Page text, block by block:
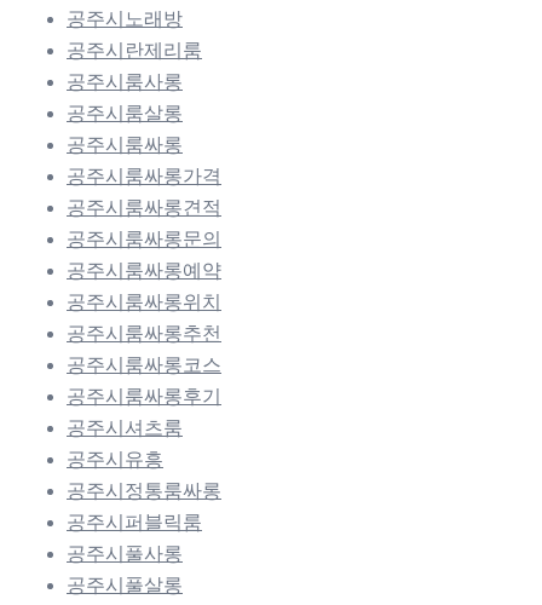
공주시노래방
공주시란제리룸
공주시룸사롱
공주시룸살롱
공주시룸싸롱
공주시룸싸롱가격
공주시룸싸롱견적
공주시룸싸롱문의
공주시룸싸롱예약
공주시룸싸롱위치
공주시룸싸롱추천
공주시룸싸롱코스
공주시룸싸롱후기
공주시셔츠룸
공주시유흥
공주시정통룸싸롱
공주시퍼블릭룸
공주시풀사롱
공주시풀살롱